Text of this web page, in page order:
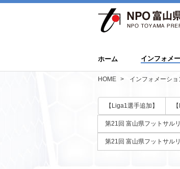
ホーム インフォメ
HOME インフォメーショ
【Liga1選手追加】
第21回 富山県フットサル
第21回 富山県フットサル